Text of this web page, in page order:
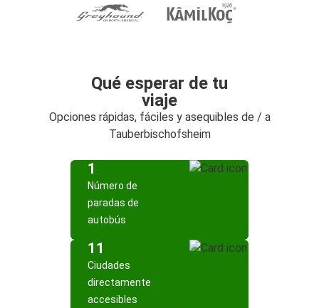
Qué esperar de tu
viaje
Opciones rápidas, fáciles y asequibles de / a
Tauberbischofsheim
1
Número de
paradas de
autobús
11
Ciudades
directamente
accesibles